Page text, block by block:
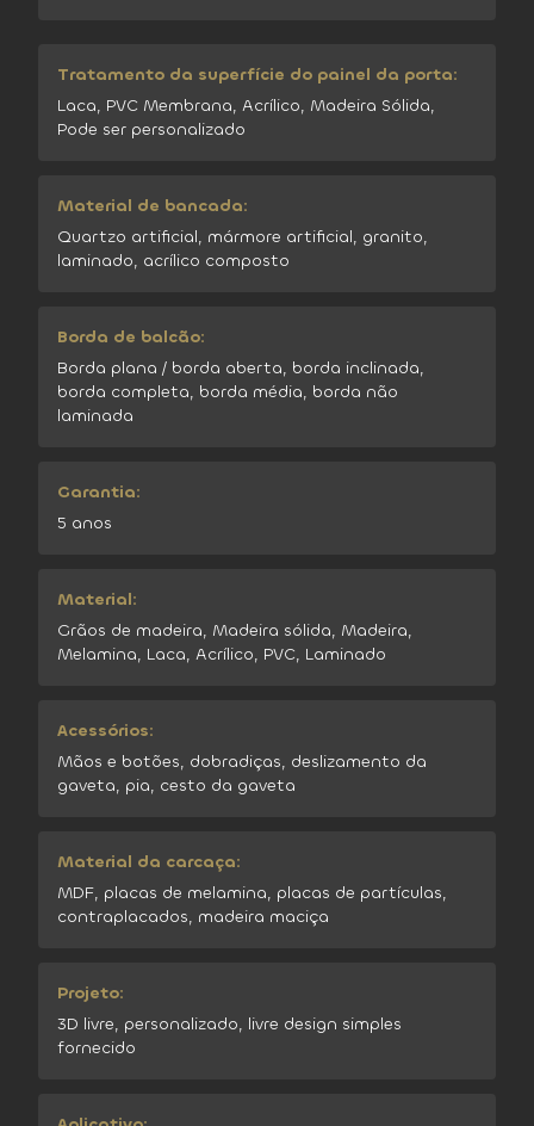
Tratamento da superfície do painel da porta:
Laca, PVC Membrana, Acrílico, Madeira Sólida,
Pode ser personalizado
Material de bancada:
Quartzo artificial, mármore artificial, granito,
laminado, acrílico composto
Borda de balcão:
Borda plana / borda aberta, borda inclinada,
borda completa, borda média, borda não
laminada
Garantia:
5 anos
Material:
Grãos de madeira, Madeira sólida, Madeira,
Melamina, Laca, Acrílico, PVC, Laminado
Acessórios:
Mãos e botões, dobradiças, deslizamento da
gaveta, pia, cesto da gaveta
Material da carcaça:
MDF, placas de melamina, placas de partículas,
contraplacados, madeira maciça
Projeto:
3D livre, personalizado, livre design simples
fornecido